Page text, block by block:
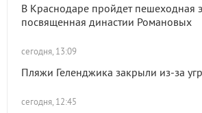
В Краснодаре пройдет пешеходная
посвященная династии Романовых
сегодня, 13:09
Пляжи Геленджика закрыли из-за
сегодня, 12:45